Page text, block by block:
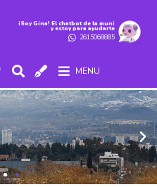
iSoy Gina! El chatbot de la muni
y estoy para ayudarte
2615068885
MENU